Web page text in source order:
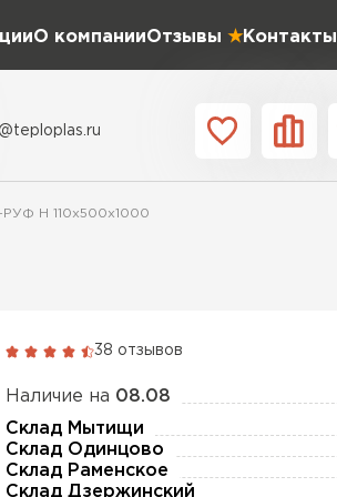
О компанииОтзывы Контакты
РУФ Н 110х500х1000
38 отзывов
Наличие на 08.08
Склад Мытищи
Склад Одинцово
Склад Раменское
Склад Дзержинский
ПЕРЕЙТИ
Утеплитель Дирок
ПЕРЕЙТИ